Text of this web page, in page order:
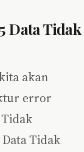
Data Tidak
akan
error
Tidak
Tidak